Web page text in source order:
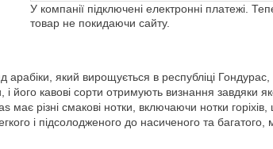
У компанії підключені електронні платежі.
товар не покидаючи сайту.
арабіки, який вирощується в республіці Гондурас,
його кавові сорти отримують визнання завдяки
різні смакові нотки, включаючи нотки горіхів,
і підсолодженого до насиченого та